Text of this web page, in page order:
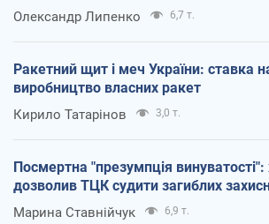
Олександр Липенко 6,7 т.
Ракетний щит і меч України: ставка
виробництво власних ракет
Кирило Татарінов 3,0 т.
Посмертна "презумпція винуватості":
дозволив ТЦК судити загиблих
Марина Ставнійчук 6,9 т.